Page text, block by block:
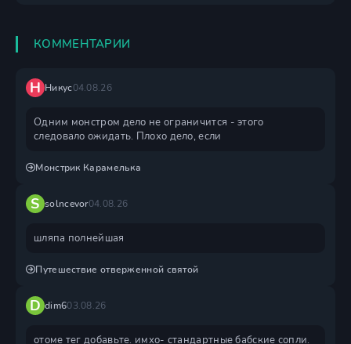
КОММЕНТАРИИ
Н Никус04.08.26
Одним монстром дело не ограничится - этого
следовало ожидать. Плохо дело, если
Монстрик Карамелька
S solncevor04.08.26
шляпа полнейшая
Путешествие отверженной святой
D dim603.08.26
отоме тег добавьте. имхо- стандартные бабские сопли.